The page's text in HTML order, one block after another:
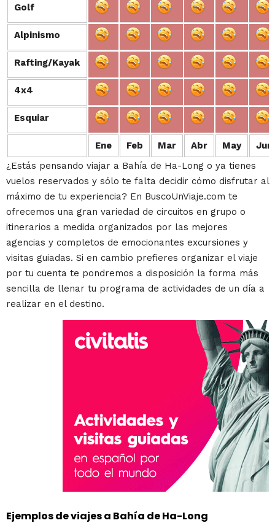
Golf
Alpinismo
Rafting/Kayak
4x4
Esquiar
Ene Feb Mar Abr May Jun
Golf
Alpinismo
Rafting/Kayak
4x4
Esquiar
¿Estás pensando viajar a Bahía de Ha-Long o ya tienes
vuelos reservados y sólo te falta decidir cómo disfrutar al
máximo de tu experiencia? En BuscoUnViaje.com te
ofrecemos una gran variedad de circuitos en grupo o
itinerarios a medida organizados por las mejores
agencias y completos de emocionantes excursiones y
visitas guiadas. Si en cambio prefieres organizar el viaje
por tu cuenta te pondremos a disposición la forma más
sencilla de llenar tu programa de actividades de un día a
realizar en el destino.
Ejemplos de viajes a Bahía de Ha-Long